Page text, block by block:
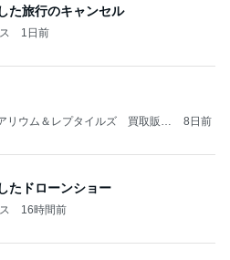
た旅行のキャンセル
1日前
リウム＆レプタイルズ 買取販売
8日前
たドローンショー
16時間前